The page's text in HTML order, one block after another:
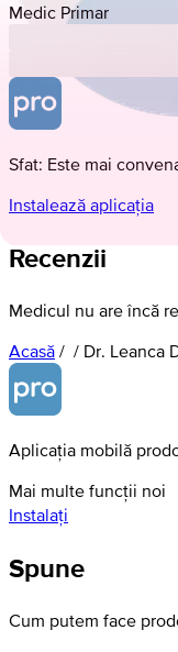
Medic Primar
Sfat: Este mai
Instalează aplicația
Recenzii
Medicul nu are încă
Acasă / / Dr. Leanca
Aplicația mobilă
Mai multe funcții noi
Instalați
Spune
Cum putem face